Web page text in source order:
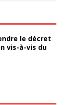
le décret
vis-à-vis du